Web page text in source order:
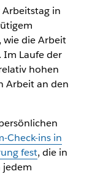
Arbeitstag in
wie die Arbeit
Im Laufe der
hohen
Arbeit an den
Check-ins in
fest, die in
jedem